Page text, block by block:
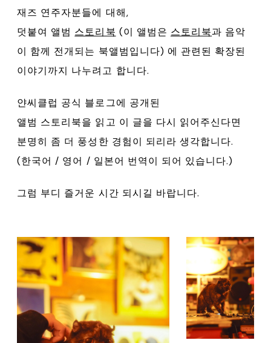
재즈 연주자분들에 대해,
덧붙여 앨범 스토리북 (이 앨범은 스토리북과 음악
이 함께 전개되는 북앨범입니다) 에 관련된 확장된
이야기까지 나누려고 합니다.
얀씨클럽 공식 블로그에 공개된
앨범 스토리북을 읽고 이 글을 다시 읽어주신다면
분명히 좀 더 풍성한 경험이 되리라 생각합니다.
(한국어 / 영어 / 일본어 번역이 되어 있습니다.)
그럼 부디 즐거운 시간 되시길 바랍니다.